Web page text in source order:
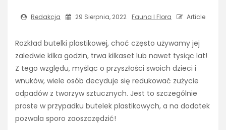
Redakcja 29 Sierpnia, 2022 Fauna I Flora Article
Rozkład butelki plastikowej, choć często używamy jej
zaledwie kilka godzin, trwa kilkaset lub nawet tysiąc lat!
Z tego względu, myśląc o przyszłości swoich dzieci i
wnuków, wiele osób decyduje się redukować zużycie
odpadów z tworzyw sztucznych. Jest to szczególnie
proste w przypadku butelek plastikowych, a na dodatek
pozwala sporo zaoszczędzić!